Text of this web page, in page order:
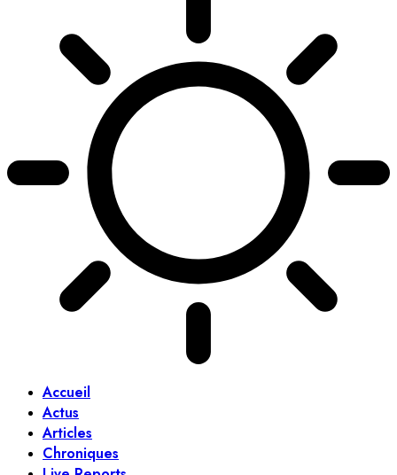
Accueil
Actus
Articles
Chroniques